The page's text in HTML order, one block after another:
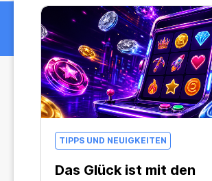
TIPPS UND NEUIGKEITEN
Das Glück ist mit den